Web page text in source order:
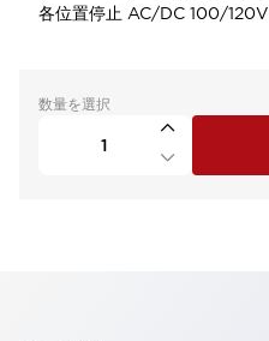
各位置停止 AC/DC 100/120V
数量を選択